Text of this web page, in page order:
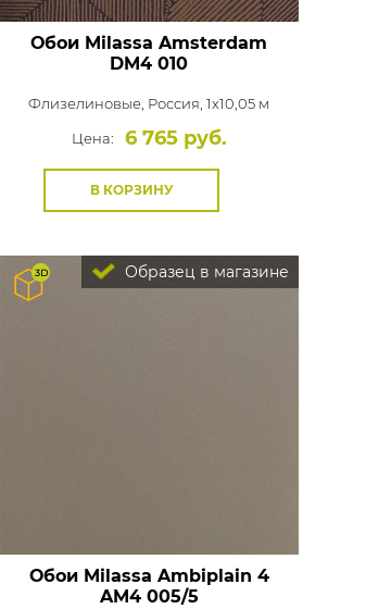
Обои Milassa Amsterdam
DM4 010
Флизелиновые, Россия, 1x10,05 м
Цена:
6 765 руб.
В КОРЗИНУ
Образец в магазине
Обои Milassa Ambiplain 4
AM4 005/5